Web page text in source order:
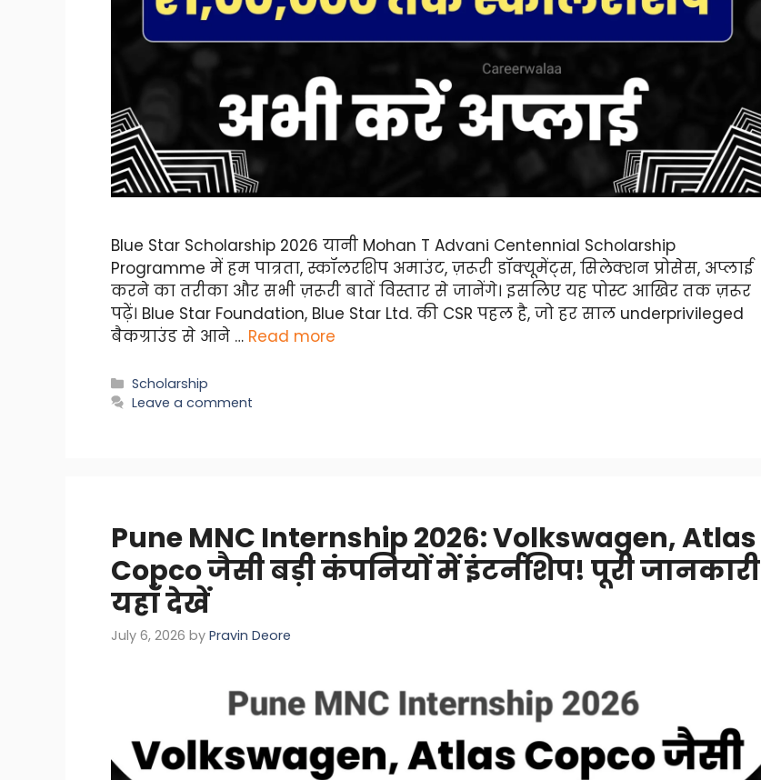
Blue Star Scholarship 2026 यानी Mohan T Advani Centennial Scholarship
Programme में हम पात्रता, स्कॉलरशिप अमाउंट, ज़रूरी डॉक्यूमेंट्स, सिलेक्शन प्रोसेस, अप्लाई
करने का तरीका और सभी ज़रूरी बातें विस्तार से जानेंगे। इसलिए यह पोस्ट आखिर तक ज़रूर
पढ़ें। Blue Star Foundation, Blue Star Ltd. की CSR पहल है, जो हर साल underprivileged
बैकग्राउंड से आने … Read more
Categories
Scholarship
Leave a comment
Pune MNC Internship 2026: Volkswagen, Atlas
Copco जैसी बड़ी कंपनियों में इंटर्नशिप! पूरी जानकारी
यहाँ देखें
July 6, 2026 by Pravin Deore